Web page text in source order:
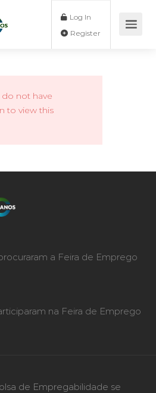
Log In
do not have
to view this
a Feira de Emprego
na Feira de Emprego
de Empregabilidade se